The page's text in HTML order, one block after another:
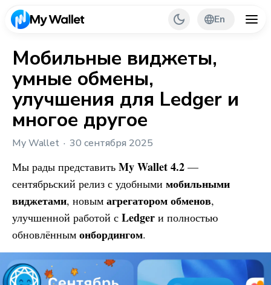
En
Back
My Wallet Tips
Мобильные виджеты,
умные обмены,
улучшения для Ledger и
многое другое
My Wallet 30 сентября 2025
Мы рады представить My Wallet4.2 —
сентябрьский релиз с удобными мобильными
виджетами, новым агрегатором обменов,
улучшенной работой с Ledger и полностью
обновлённым онбордингом.